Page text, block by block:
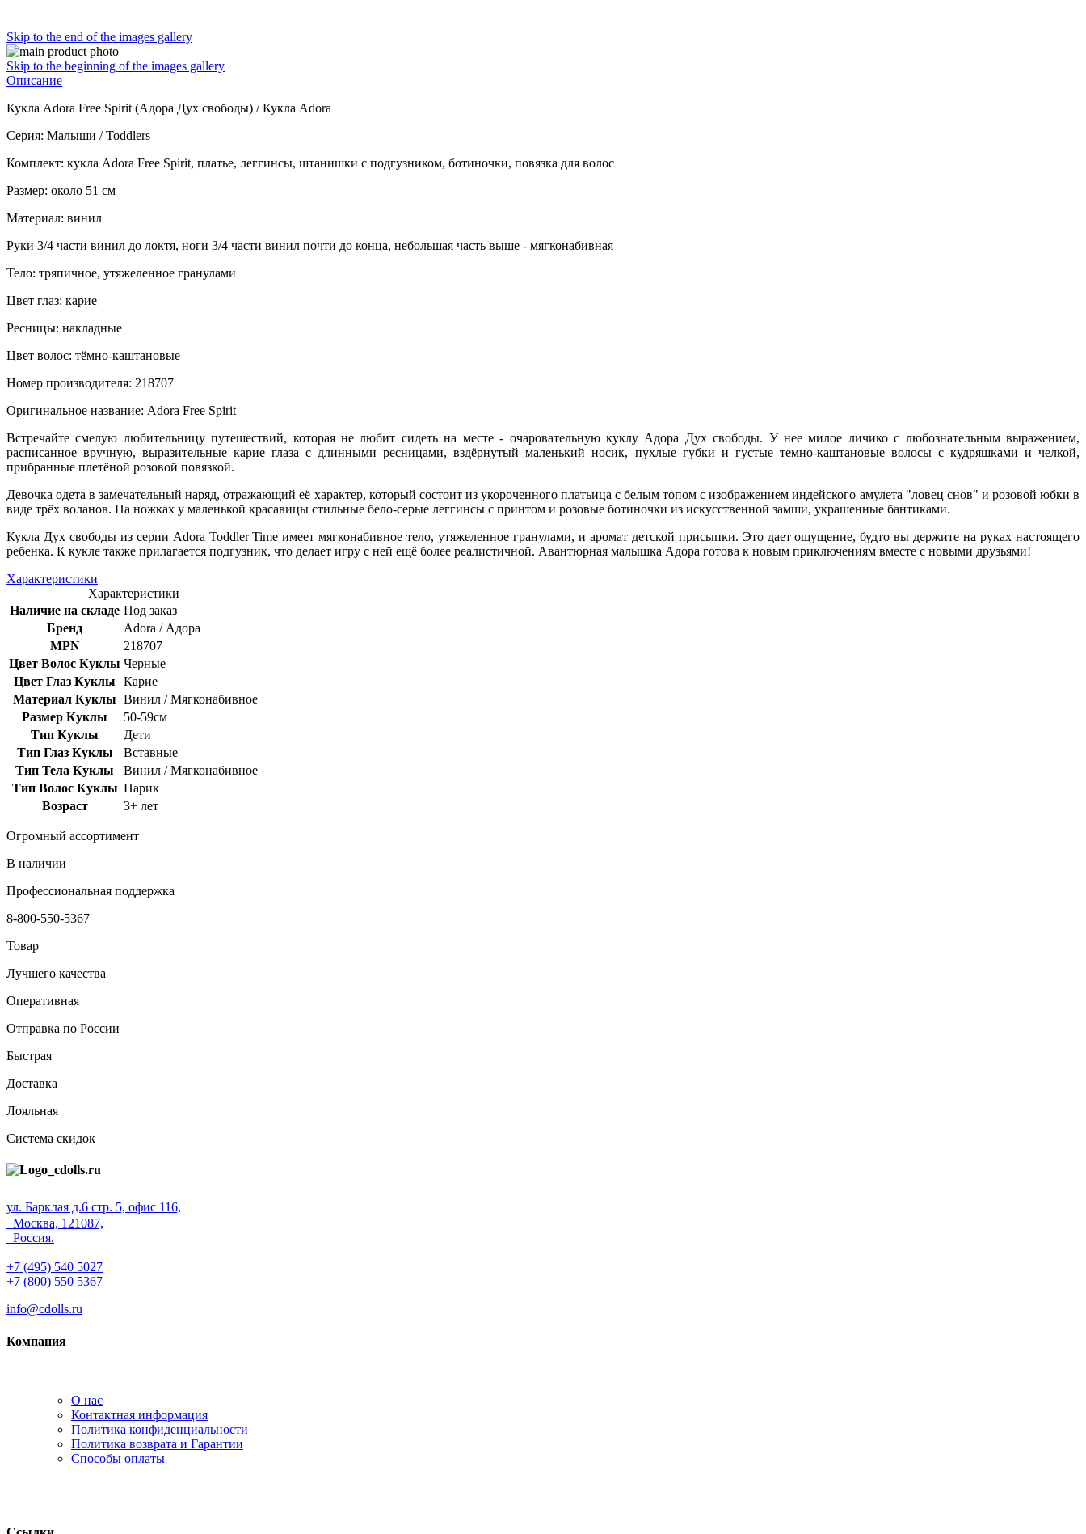
Skip to the end of the images gallery
Skip to the beginning of the images gallery
Описание
Кукла Adora Free Spirit (Адора Дух свободы) / Кукла Adora
Серия: Малыши / Toddlers
Комплект: кукла Adora Free Spirit, платье, леггинсы, штанишки с подгузником, ботиночки, повязка для волос
Размер: около 51 см
Материал: винил
Руки 3/4 части винил до локтя, ноги 3/4 части винил почти до конца, небольшая часть выше - мягконабивная
Тело: тряпичное, утяжеленное гранулами
Цвет глаз: карие
Ресницы: накладные
Цвет волос: тёмно-каштановые
Номер производителя: 218707
Оригинальное название: Adora Free Spirit
Встречайте смелую любительницу путешествий, которая не любит сидеть на месте - очаровательную куклу Адора Дух свободы. У нее милое личико с любознательным выражением,
расписанное вручную, выразительные карие глаза с длинными ресницами, вздёрнутый маленький носик, пухлые губки и густые темно-каштановые волосы с кудряшками и челкой,
прибранные плетёной розовой повязкой.
Девочка одета в замечательный наряд, отражающий её характер, который состоит из укороченного платьица с белым топом с изображением индейского амулета "ловец снов" и розовой юбки в
виде трёх воланов. На ножках у маленькой красавицы стильные бело-серые леггинсы с принтом и розовые ботиночки из искусственной замши, украшенные бантиками.
Кукла Дух свободы из серии Adora Toddler Time имеет мягконабивное тело, утяжеленное гранулами, и аромат детской присыпки. Это дает ощущение, будто вы держите на руках настоящего
ребенка. К кукле также прилагается подгузник, что делает игру с ней ещё более реалистичной. Авантюрная малышка Адора готова к новым приключениям вместе с новыми друзьями!
Характеристики
Характеристики
Наличие на складе Под заказ
Бренд
Adora / Адора
MPN
218707
Цвет Волос Куклы Черные
Цвет Глаз Куклы
Карие
Материал Куклы Винил / Мягконабивное
Размер Куклы
50-59см
Тип Куклы
Дети
Тип Глаз Куклы
Вставные
Тип Тела Куклы
Винил / Мягконабивное
Тип Волос Куклы Парик
Возраст
3+ лет
Огромный ассортимент
В наличии
Профессиональная поддержка
8-800-550-5367
Товар
Лучшего качества
Оперативная
Отправка по России
Быстрая
Доставка
Лояльная
Система скидок
ул. Барклая д.6 стр. 5, офис 116,
Москва, 121087,
Россия.
+7 (495) 540 5027
+7 (800) 550 5367
info@cdolls.ru
Компания
О нас
Контактная информация
Политика конфиденциальности
Политика возврата и Гарантии
Способы оплаты